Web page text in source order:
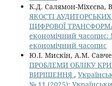
К.Д. Салямон-Міхєєва,
ЯКОСТІ
ЦИФРОВОЇ
економічний часопис:
економічний часопис
Ю.І. Мискін, А.М.
ПРОБЛЕМИ ОБЛІКУ
ВИРІШЕННЯ ,